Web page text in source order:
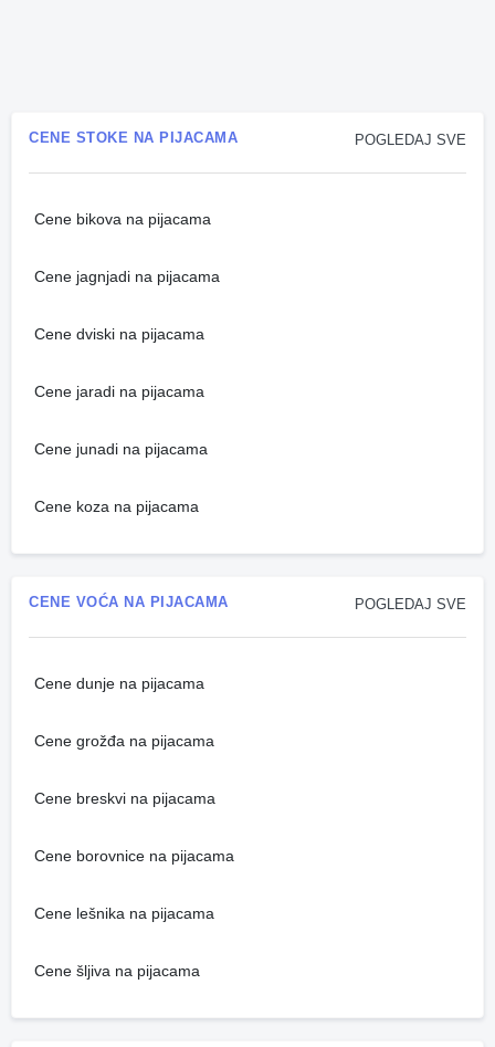
POGLEDAJ SVE
CENE STOKE NA PIJACAMA
Cene bikova na pijacama
Cene jagnjadi na pijacama
Cene dviski na pijacama
Cene jaradi na pijacama
Cene junadi na pijacama
Cene koza na pijacama
POGLEDAJ SVE
CENE VOĆA NA PIJACAMA
Cene dunje na pijacama
Cene grožđa na pijacama
Cene breskvi na pijacama
Cene borovnice na pijacama
Cene lešnika na pijacama
Cene šljiva na pijacama